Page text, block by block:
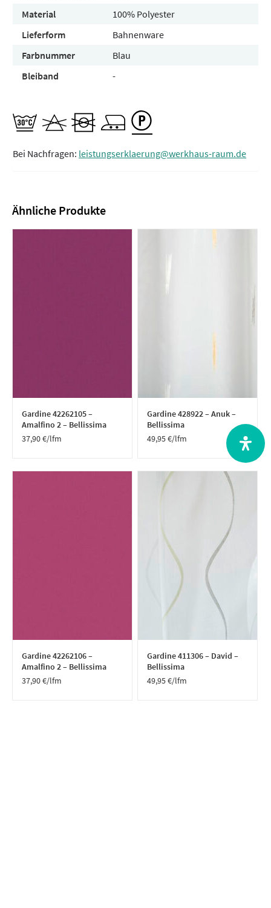
Material
100% Polyester
Lieferform
Bahnenware
Farbnummer
Blau
Bleiband
-
Bei Nachfragen: leistungserklaerung@werkhaus-raum.de
Ähnliche Produkte
Gardine 42262105 –
Amalfino 2 – Bellissima
37,90€/lfm
Gardine 428922 – Anuk –
Bellissima
49,95€/lfm
Gardine 42262106 –
Amalfino 2 – Bellissima
37,90€/lfm
Gardine 411306 – David –
Bellissima
49,95€/lfm